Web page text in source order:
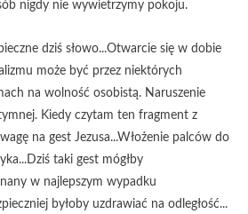
nigdy nie wywietrzymy pokoju.
dziś słowo...Otwarcie się w dobie
może być przez niektórych
na wolność osobistą. Naruszenie
Kiedy czytam ten fragment z
na gest Jezusa...Włożenie palców do
taki gest mógłby
w najlepszym wypadku
byłoby uzdrawiać na odległość...